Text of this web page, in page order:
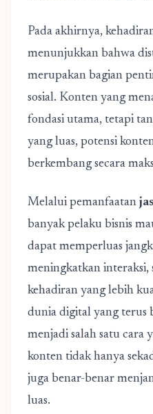
Pada akhirnya,
menunjukkan bahwa
merupakan bagian
sosial. Konten yang
fondasi utama, tetapi
yang luas, potensi
berkembang secara
Melalui pemanfaatan
banyak pelaku bisnis
dapat memperluas
meningkatkan interaksi,
kehadiran yang lebih
dunia digital yang terus
menjadi salah satu cara
konten tidak hanya
juga benar-benar
luas.